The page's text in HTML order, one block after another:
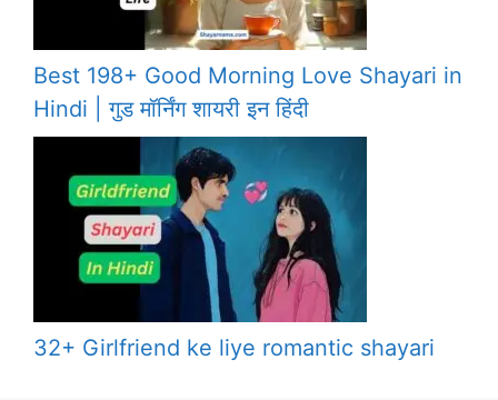
Best 198+ Good Morning Love Shayari in
Hindi | गुड मॉर्निंग शायरी इन हिंदी
32+ Girlfriend ke liye romantic shayari